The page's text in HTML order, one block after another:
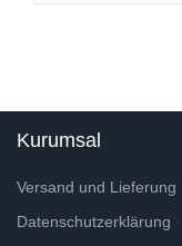
Kurumsal
Versand und Lieferung
Datenschutzerklärung